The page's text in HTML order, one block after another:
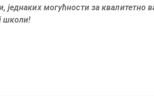
могућности за квалитетно
школи!